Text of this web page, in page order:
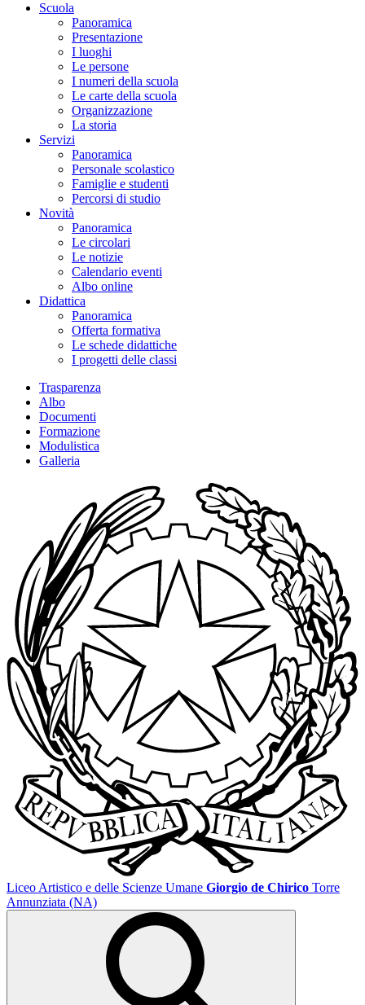
Scuola
Panoramica
Presentazione
I luoghi
Le persone
I numeri della scuola
Le carte della scuola
Organizzazione
La storia
Servizi
Panoramica
Personale scolastico
Famiglie e studenti
Percorsi di studio
Novità
Panoramica
Le circolari
Le notizie
Calendario eventi
Albo online
Didattica
Panoramica
Offerta formativa
Le schede didattiche
I progetti delle classi
Trasparenza
Albo
Documenti
Formazione
Modulistica
Galleria
Liceo Artistico e delle Scienze Umane Giorgio de Chirico Torre
Annunziata (NA)